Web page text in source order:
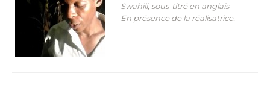
Swahili, sous-titré en anglais
En présence de la réalisatrice.